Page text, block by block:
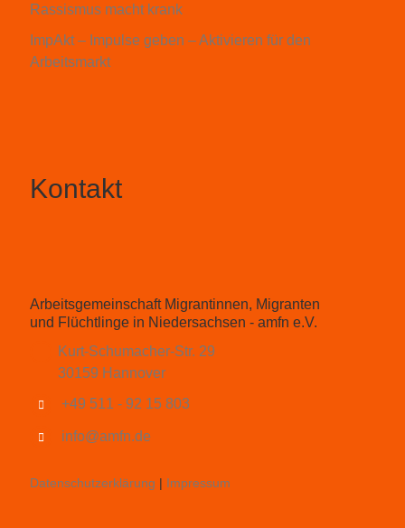
Rassismus macht krank
ImpAkt – Impulse geben – Aktivieren für den
Arbeitsmarkt
Kontakt
Arbeitsgemeinschaft Migrantinnen, Migranten
und Flüchtlinge in Niedersachsen - amfn e.V.
Kurt-Schumacher-Str. 29
30159 Hannover
+49 511 - 92 15 803
info@amfn.de
Datenschutzerklärung | Impressum